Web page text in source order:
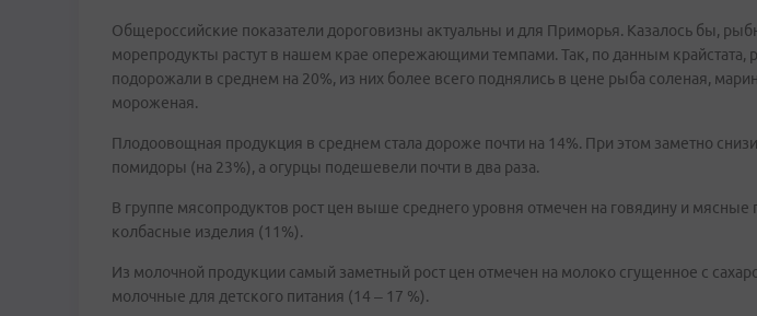
Общероссийские показатели дороговизны актуальны и для Приморья. Казалось бы,
морепродукты растут в нашем крае опережающими темпами. Так, по данным крайстата,
подорожали в среднем на 20%, из них более всего поднялись в цене рыба соленая,
мороженая.
Плодоовощная продукция в среднем стала дороже почти на 14%. При этом заметно
помидоры (на 23%), а огурцы подешевели почти в два раза.
В группе мясопродуктов рост цен выше среднего уровня отмечен на говядину и мясные
колбасные изделия (11%).
Из молочной продукции самый заметный рост цен отмечен на молоко сгущенное с
молочные для детского питания (14 – 17 %).